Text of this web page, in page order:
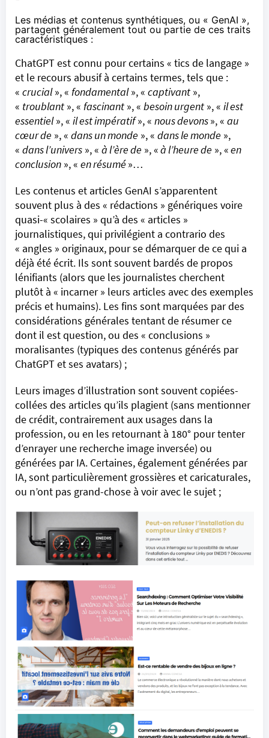
Les médias et contenus synthétiques, ou « GenAI »,
partagent généralement tout ou partie de ces traits
caractéristiques :
ChatGPT est connu pour certains « tics de langage »
et le recours abusif à certains termes, tels que :
« crucial», « fondamental», « captivant »,
« troublant », « fascinant », « besoin urgent », « il est
essentiel», « il est impératif», « nous devons», « au
cœur de », « dans un monde », « dans le monde »,
« dans l’univers », « à l’ère de », «à l’heure de », «en
conclusion », « en résumé»…
Les contenus et articles GenAI s’apparentent
souvent plus à des « rédactions » génériques voire
quasi-« scolaires » qu’à des « articles »
journalistiques, qui privilégient a contrario des
« angles » originaux, pour se démarquer de ce qui a
déjà été écrit. Ils sont souvent bardés de propos
lénifiants (alors que les journalistes cherchent
plutôt à « incarner » leurs articles avec des exemples
précis et humains). Les fins sont marquées par des
considérations générales tentant de résumer ce
dont il est question, ou des « conclusions »
moralisantes (typiques des contenus générés par
ChatGPT et ses avatars) ;
Leurs images d’illustration sont souvent copiées-
collées des articles qu’ils plagient (sans mentionner
de crédit, contrairement aux usages dans la
profession, ou en les retournant à 180° pour tenter
d’enrayer une recherche image inversée) ou
générées par IA. Certaines, également générées par
IA, sont particulièrement grossières et caricaturales,
ou n’ont pas grand-chose à voir avec le sujet ;